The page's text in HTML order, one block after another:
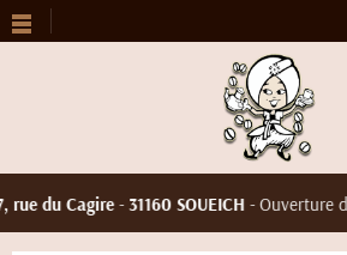
rue du Cagire-31160 SOUEICH- Ouverture